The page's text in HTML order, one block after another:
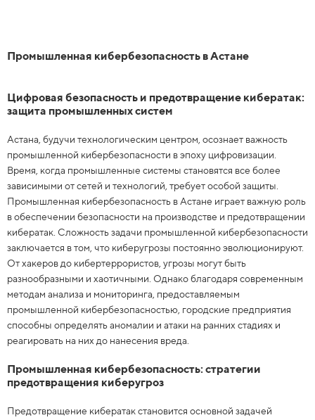
Промышленная кибербезопасность в Астане
Цифровая безопасность и предотвращение кибератак:
защита промышленных систем
Астана, будучи технологическим центром, осознает важность
промышленной кибербезопасности в эпоху цифровизации.
Время, когда промышленные системы становятся все более
зависимыми от сетей и технологий, требует особой защиты.
Промышленная кибербезопасность в Астане играет важную роль
в обеспечении безопасности на производстве и предотвращении
кибератак. Сложность задачи промышленной кибербезопасности
заключается в том, что киберугрозы постоянно эволюционируют.
От хакеров до кибертеррористов, угрозы могут быть
разнообразными и хаотичными. Однако благодаря современным
методам анализа и мониторинга, предоставляемым
промышленной кибербезопасностью, городские предприятия
способны определять аномалии и атаки на ранних стадиях и
реагировать на них до нанесения вреда.
Промышленная кибербезопасность: стратегии
предотвращения киберугроз
Предотвращение кибератак становится основной задачей